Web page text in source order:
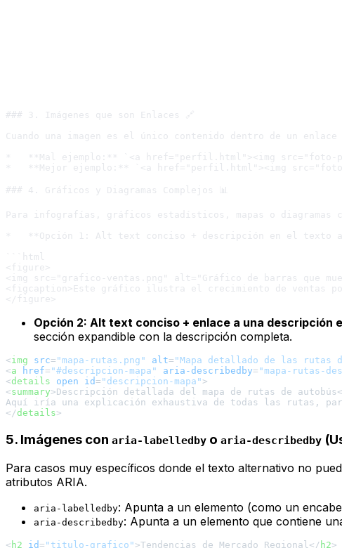
### 3. Imágenes que son Enlaces 🔗
Cuando una imagen es el único contenido dentro de un
*   **Mal ejemplo:** `<a href="perfil.html"><img
*   **Mejor ejemplo:** `<a href="perfil.html"><img
### 4. Gráficos y Diagramas Complejos 📊
Para infografías, gráficos estadísticos, mapas o
*   **Opción 1: Alt text conciso + descripción en el texto
```html
<figure>
<img src="grafico-ventas.png" alt="Gráfico de barras que
<figcaption>Este gráfico ilustra el crecimiento de ventas
Opción 2: Alt text conciso + enlace a una descripción
sección expandible con la descripción completa.
<img src= "mapa-rutas.png" alt= "Mapa detallado de las rutas
<a href= "#descripcion-mapa" aria-describedby= "mapa-rutas-
<details open id= "descripcion-mapa" >
<summary>Descripción detallada del mapa de rutas de autobús
</details>
5. Imágenes con aria-labelledby o aria-describedby
Para casos muy específicos donde el texto alternativo no
atributos ARIA.
aria-labelledby: Apunta a un elemento (como un
aria-describedby: Apunta a un elemento que contiene
< h2 id= "titulo-grafico" >Tendencias de Mercado Regional </ h2>